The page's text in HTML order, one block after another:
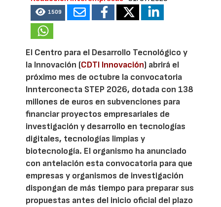
1509
El Centro para el Desarrollo Tecnológico y
la Innovación (CDTI Innovación) abrirá el
próximo mes de octubre la convocatoria
Innterconecta STEP 2026, dotada con 138
millones de euros en subvenciones para
financiar proyectos empresariales de
investigación y desarrollo en tecnologías
digitales, tecnologías limpias y
biotecnología. El organismo ha anunciado
con antelación esta convocatoria para que
empresas y organismos de investigación
dispongan de más tiempo para preparar sus
propuestas antes del inicio oficial del plazo